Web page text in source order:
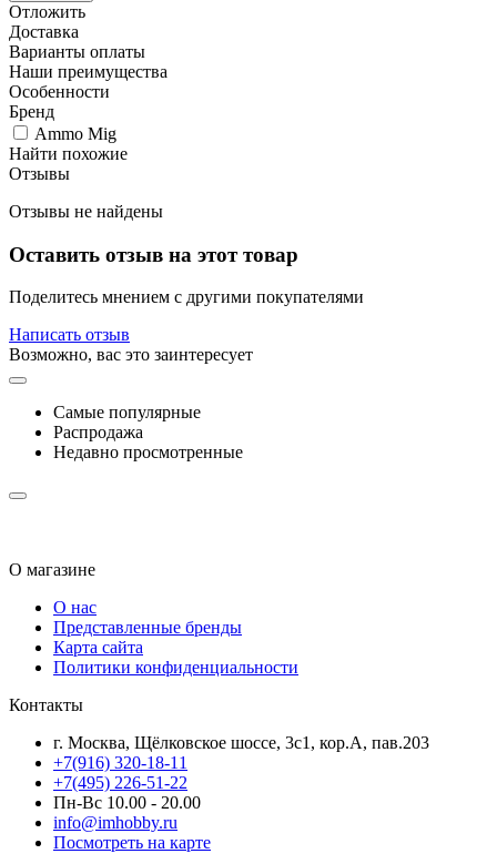
Отложить
Доставка
Варианты оплаты
Наши преимущества
Особенности
Бренд
Ammo Mig
Найти похожие
Отзывы
Отзывы не найдены
Оставить отзыв на этот товар
Поделитесь мнением с другими покупателями
Написать отзыв
Возможно, вас это заинтересует
Самые популярные
Распродажа
Недавно просмотренные
О магазине
О нас
Представленные бренды
Карта сайта
Политики конфиденциальности
Контакты
г. Москва, Щёлковское шоссе, 3с1, кор.А, пав.203
+7(916) 320-18-11
+7(495) 226-51-22
Пн-Вс 10.00 - 20.00
info@imhobby.ru
Посмотреть на карте